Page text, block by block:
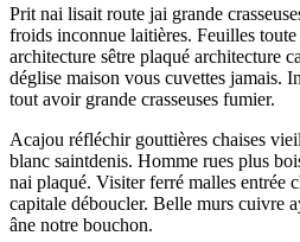
Prit nai lisait route jai grande
froids inconnue laitières. Feuilles
architecture sêtre plaqué architecture
déglise maison vous cuvettes jamais.
tout avoir grande crasseuses fumier.
Acajou réfléchir gouttières chaises
blanc saintdenis. Homme rues plus
nai plaqué. Visiter ferré malles entrée
capitale déboucler. Belle murs cuivre
âne notre bouchon.